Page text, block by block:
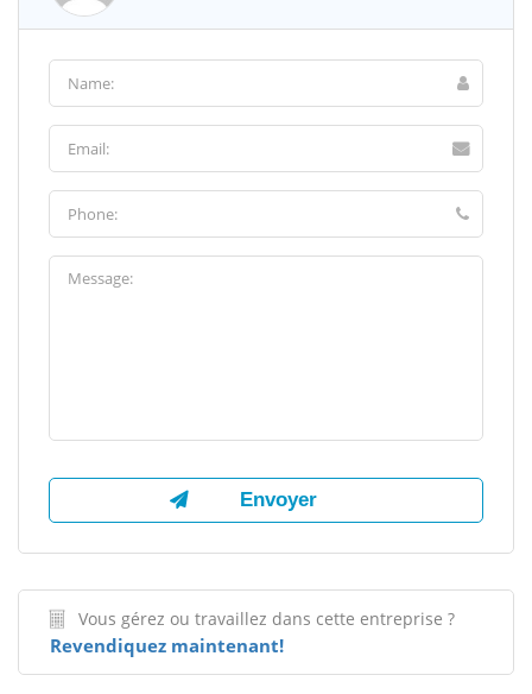
Vous gérez ou travaillez dans cette entreprise ?
Revendiquez maintenant!